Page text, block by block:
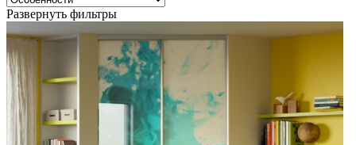
Развернуть фильтры